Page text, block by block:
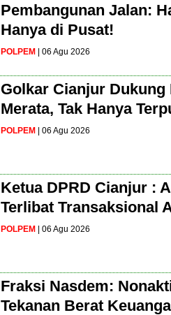
Pembangunan Jalan:
Hanya di Pusat!
POLPEM | 06 Agu 2026
Golkar Cianjur Dukung
Merata, Tak Hanya
POLPEM | 06 Agu 2026
Ketua DPRD Cianjur :
Terlibat Transaksional
POLPEM | 06 Agu 2026
Fraksi Nasdem:
Tekanan Berat